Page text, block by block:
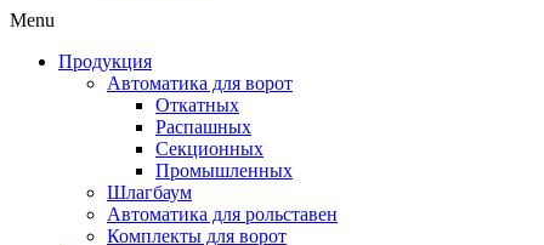
Menu
Продукция
Автоматика для ворот
Откатных
Распашных
Секционных
Промышленных
Шлагбаум
Автоматика для рольставен
Комплекты для ворот